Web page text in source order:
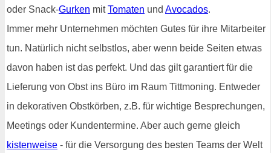
oder Snack-Gurken mitTomaten und Avocados.
Immer mehr Unternehmen möchten Gutes für ihre Mitarbeiter
tun. Natürlich nicht selbstlos, aber wenn beide Seiten etwas
davon haben ist das perfekt. Und das gilt garantiert für die
Lieferung von Obst ins Büro im Raum Tittmoning. Entweder
in dekorativen Obstkörben, z.B. für wichtige Besprechungen,
Meetings oder Kundentermine. Aber auch gerne gleich
kistenweise - für die Versorgung des besten Teams der Welt